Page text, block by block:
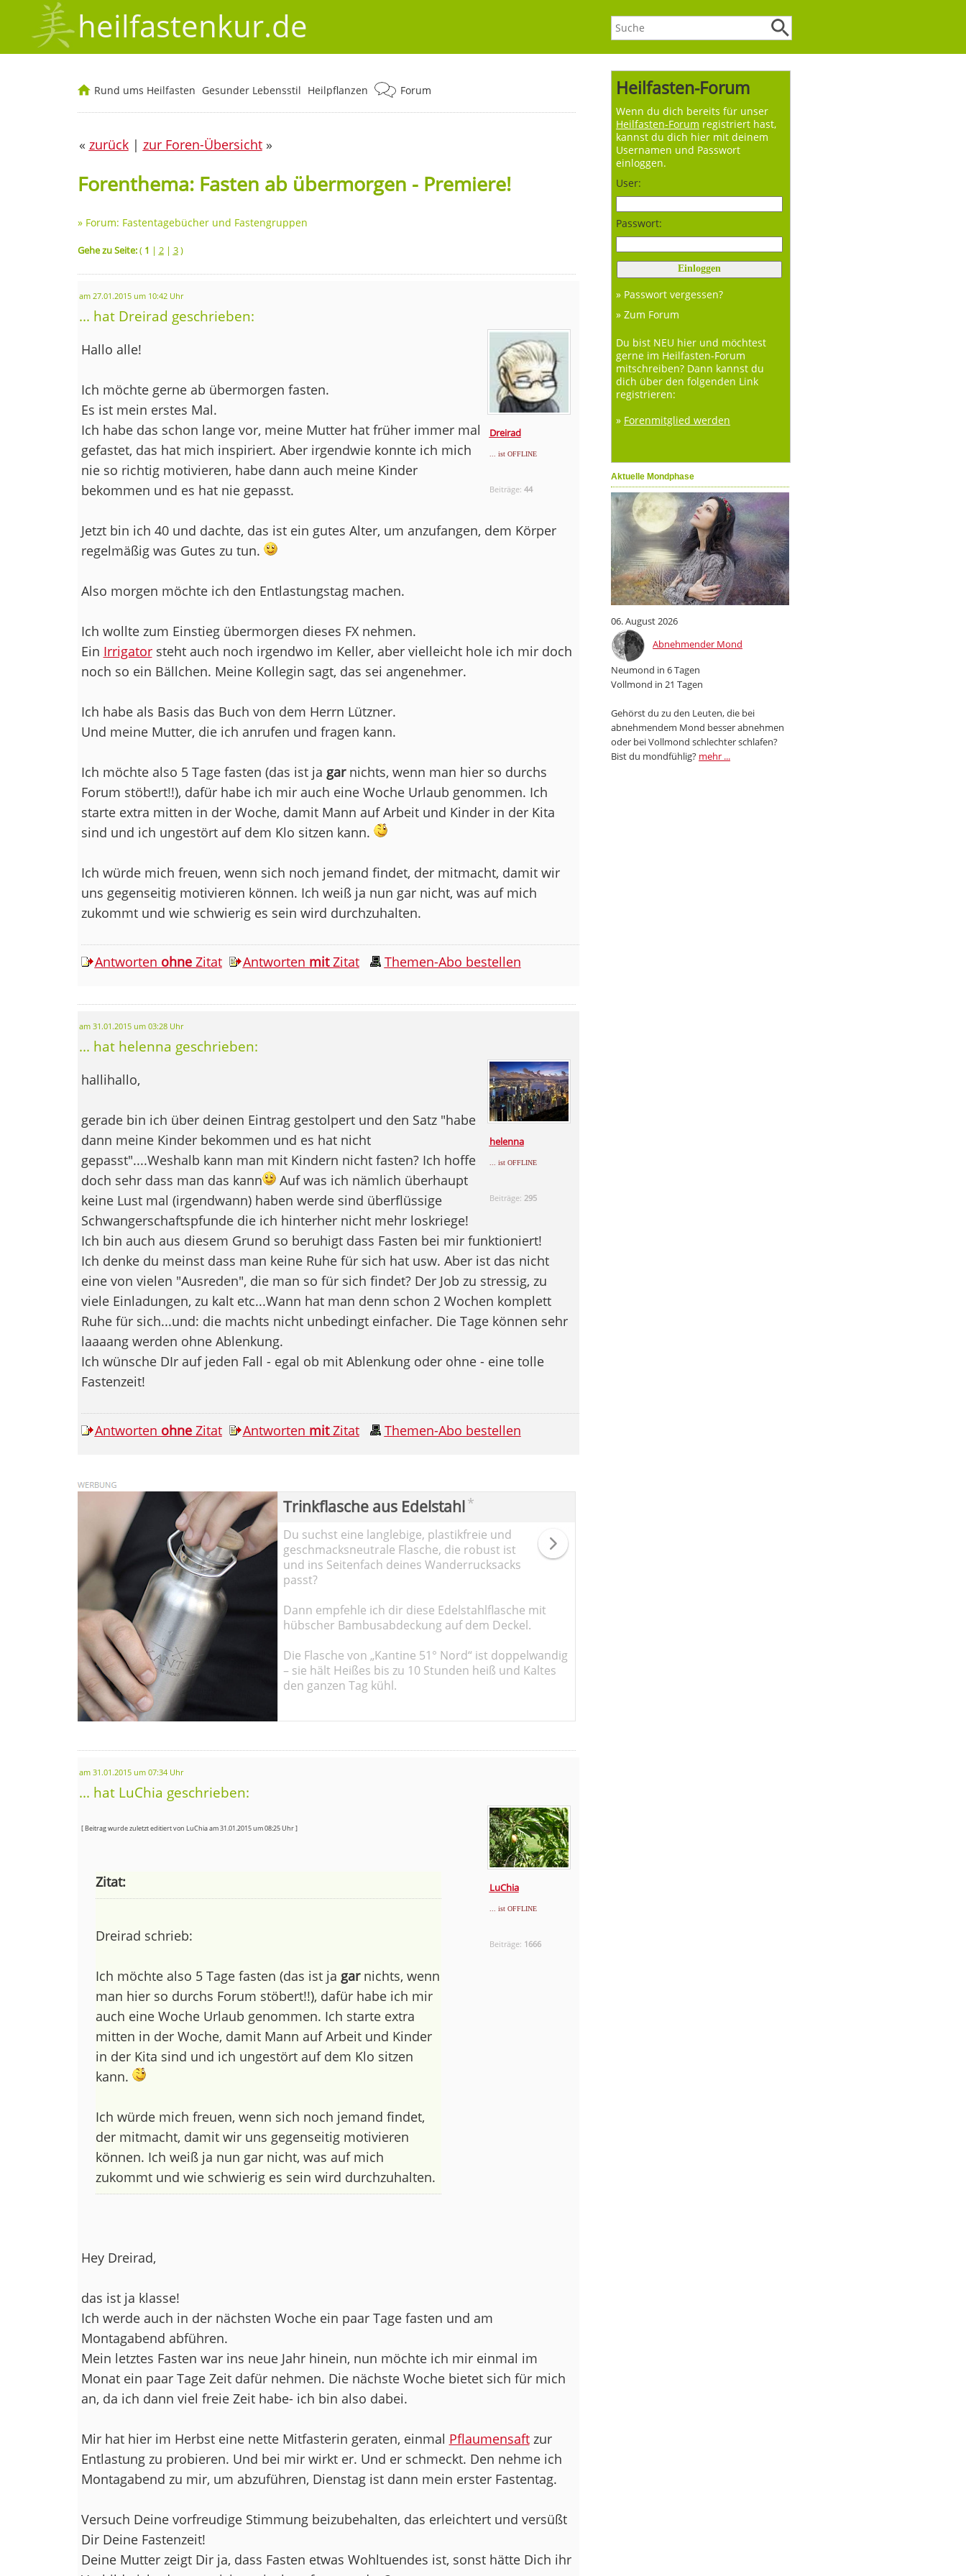
heilfastenkur.de
Heilfasten-Forum
Wenn du dich bereits für unser
Heilfasten-Forum registriert hast,
kannst du dich hier mit deinem
Usernamen und Passwort
einloggen.
User:
Passwort:
» Passwort vergessen?
» Zum Forum
Du bist NEU hier und möchtest
gerne im Heilfasten-Forum
mitschreiben? Dann kannst du
dich über den folgenden Link
registrieren:
» Forenmitglied werden
Aktuelle Mondphase
06. August 2026
Abnehmender Mond
Neumond in 6 Tagen
Vollmond in 21 Tagen
Gehörst du zu den Leuten, die bei
abnehmendem Mond besser abnehmen
oder bei Vollmond schlechter schlafen?
Bist du mondfühlig? mehr ...
Rund ums Heilfasten Gesunder Lebensstil Heilpflanzen Forum
« zurück| zur Foren-Übersicht»
Forenthema: Fasten ab übermorgen - Premiere!
» Forum: Fastentagebücher und Fastengruppen
Gehe zu Seite:( 1 | 2| 3)
am 27.01.2015 um 10:42 Uhr
... hat Dreirad geschrieben:
Dreirad
... ist OFFLINE
Beiträge: 44
Hallo alle!
Ich möchte gerne ab übermorgen fasten.
Es ist mein erstes Mal.
Ich habe das schon lange vor, meine Mutter hat früher immer mal
gefastet, das hat mich inspiriert. Aber irgendwie konnte ich mich
nie so richtig motivieren, habe dann auch meine Kinder
bekommen und es hat nie gepasst.
Jetzt bin ich 40 und dachte, das ist ein gutes Alter, um anzufangen, dem Körper
regelmäßig was Gutes zu tun.
Also morgen möchte ich den Entlastungstag machen.
Ich wollte zum Einstieg übermorgen dieses FX nehmen.
Ein Irrigatorsteht auch noch irgendwo im Keller, aber vielleicht hole ich mir doch
noch so ein Bällchen. Meine Kollegin sagt, das sei angenehmer.
Ich habe als Basis das Buch von dem Herrn Lützner.
Und meine Mutter, die ich anrufen und fragen kann.
Ich möchte also 5 Tage fasten (das ist ja garnichts, wenn man hier so durchs
Forum stöbert!!), dafür habe ich mir auch eine Woche Urlaub genommen. Ich
starte extra mitten in der Woche, damit Mann auf Arbeit und Kinder in der Kita
sind und ich ungestört auf dem Klo sitzen kann.
Ich würde mich freuen, wenn sich noch jemand findet, der mitmacht, damit wir
uns gegenseitig motivieren können. Ich weiß ja nun gar nicht, was auf mich
zukommt und wie schwierig es sein wird durchzuhalten.
Antworten ohneZitat Antworten mitZitat Themen-Abo bestellen
am 31.01.2015 um 03:28 Uhr
... hat helenna geschrieben:
helenna
... ist OFFLINE
Beiträge: 295
hallihallo,
gerade bin ich über deinen Eintrag gestolpert und den Satz "habe
dann meine Kinder bekommen und es hat nicht
gepasst"....Weshalb kann man mit Kindern nicht fasten? Ich hoffe
doch sehr dass man das kann
Auf was ich nämlich überhaupt
keine Lust mal (irgendwann) haben werde sind überflüssige
Schwangerschaftspfunde die ich hinterher nicht mehr loskriege!
Ich bin auch aus diesem Grund so beruhigt dass Fasten bei mir funktioniert!
Ich denke du meinst dass man keine Ruhe für sich hat usw. Aber ist das nicht
eine von vielen "Ausreden", die man so für sich findet? Der Job zu stressig, zu
viele Einladungen, zu kalt etc...Wann hat man denn schon 2 Wochen komplett
Ruhe für sich...und: die machts nicht unbedingt einfacher. Die Tage können sehr
laaaang werden ohne Ablenkung.
Ich wünsche DIr auf jeden Fall - egal ob mit Ablenkung oder ohne - eine tolle
Fastenzeit!
Antworten ohneZitat Antworten mitZitat Themen-Abo bestellen
Trinkflasche aus Edelstahl*
Du suchst eine langlebige, plastikfreie und
geschmacksneutrale Flasche, die robust ist
und ins Seitenfach deines Wanderrucksacks
passt?
Dann empfehle ich dir diese Edelstahlflasche mit
hübscher Bambusabdeckung auf dem Deckel.
Die Flasche von „Kantine 51° Nord“ ist doppelwandig
– sie hält Heißes bis zu 10 Stunden heiß und Kaltes
den ganzen Tag kühl.
am 31.01.2015 um 07:34 Uhr
... hat LuChia geschrieben:
LuChia
... ist OFFLINE
Beiträge: 1666
[ Beitrag wurde zuletzt editiert von LuChia am 31.01.2015 um 08:25 Uhr ]
Zitat:
Dreirad schrieb:
Ich möchte also 5 Tage fasten (das ist ja garnichts, wenn
man hier so durchs Forum stöbert!!), dafür habe ich mir
auch eine Woche Urlaub genommen. Ich starte extra
mitten in der Woche, damit Mann auf Arbeit und Kinder
in der Kita sind und ich ungestört auf dem Klo sitzen
kann.
Ich würde mich freuen, wenn sich noch jemand findet,
der mitmacht, damit wir uns gegenseitig motivieren
können. Ich weiß ja nun gar nicht, was auf mich
zukommt und wie schwierig es sein wird durchzuhalten.
Hey Dreirad,
das ist ja klasse!
Ich werde auch in der nächsten Woche ein paar Tage fasten und am
Montagabend abführen.
Mein letztes Fasten war ins neue Jahr hinein, nun möchte ich mir einmal im
Monat ein paar Tage Zeit dafür nehmen. Die nächste Woche bietet sich für mich
an, da ich dann viel freie Zeit habe- ich bin also dabei.
Mir hat hier im Herbst eine nette Mitfasterin geraten, einmal Pflaumensaftzur
Entlastung zu probieren. Und bei mir wirkt er. Und er schmeckt. Den nehme ich
Montagabend zu mir, um abzuführen, Dienstag ist dann mein erster Fastentag.
Versuch Deine vorfreudige Stimmung beizubehalten, das erleichtert und versüßt
Dir Deine Fastenzeit!
Deine Mutter zeigt Dir ja, dass Fasten etwas Wohltuendes ist, sonst hätte Dich ihr